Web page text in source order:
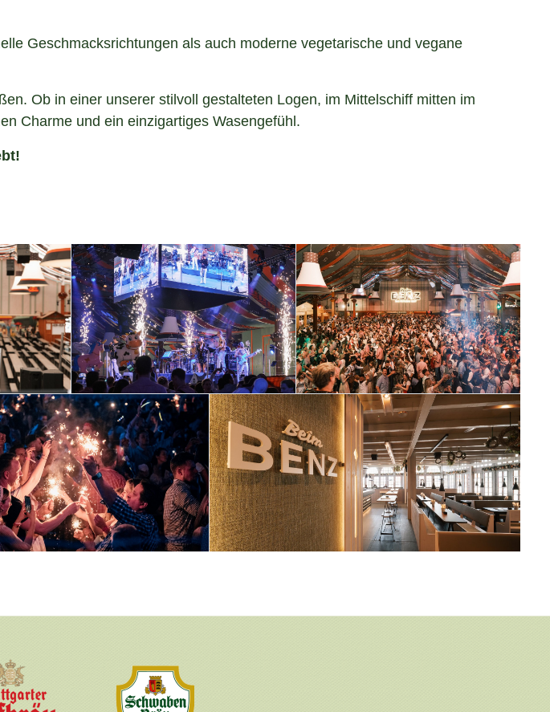
Geschmacksrichtungen als auch moderne vegetarische und vegane
Ob in einer unserer stilvoll gestalteten Logen, im Mittelschiff mitten im
Charme und ein einzigartiges Wasengefühl.